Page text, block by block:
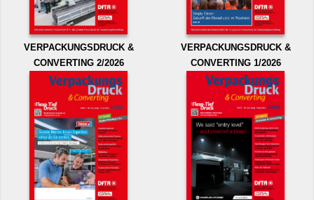
VERPACKUNGSDRUCK &
CONVERTING 2/2026
VERPACKUNGSDRUCK &
CONVERTING 1/2026